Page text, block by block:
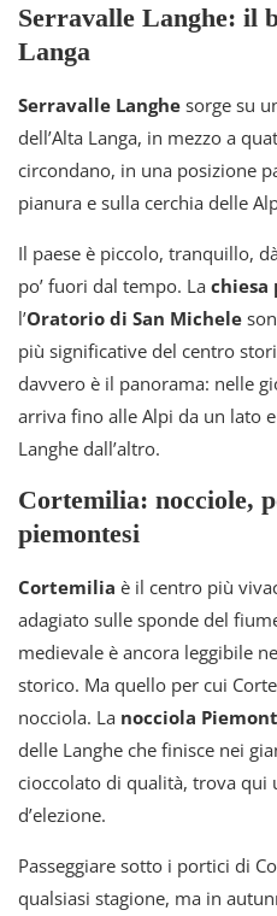
Serravalle Langhe: il
Langa
Serravalle Langhe sorge su
dell’Alta Langa, in mezzo a
circondano, in una posizione
pianura e sulla cerchia delle
Il paese è piccolo, tranquillo,
po’ fuori dal tempo. La chiesa
l’Oratorio di San Michele
più significative del centro
davvero è il panorama: nelle
arriva fino alle Alpi da un lato
Langhe dall’altro.
Cortemilia: nocciole,
piemontesi
Cortemilia è il centro più
adagiato sulle sponde del
medievale è ancora leggibile
storico. Ma quello per cui
nocciola. La nocciola
delle Langhe che finisce nei
cioccolato di qualità, trova qui
d’elezione.
Passeggiare sotto i portici di
qualsiasi stagione, ma in